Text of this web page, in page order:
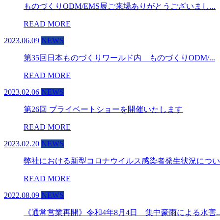
ものづくりODM/EMS展ご来場ありがとうございまし...
READ MORE
2023.06.09 NEWS
第35回日本ものづくりワールド内 ものづくりODM/...
READ MORE
2023.02.06 NEWS
第26回 プライベートショーを開催いたします
READ MORE
2023.02.20 NEWS
弊社における新型コロナウイルス感染者発生状況につ
READ MORE
2022.08.09 NEWS
《通常営業再開》令和4年8月4日 集中豪雨による水害